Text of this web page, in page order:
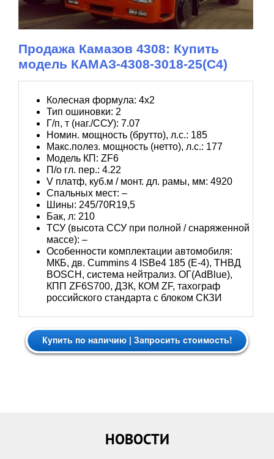
Продажа Камазов 4308: Купить
модель КАМАЗ-4308-3018-25(С4)
Колесная формула: 4х2
Тип ошиновки: 2
Г/п, т (наг./ССУ): 7.07
Номин. мощность (брутто), л.с.: 185
Макс.полез. мощность (нетто), л.с.: 177
Модель КП: ZF6
П/о гл. пер.: 4.22
V платф, куб.м / монт. дл. рамы, мм: 4920
Спальных мест: –
Шины: 245/70R19,5
Бак, л: 210
ТСУ (высота ССУ при полной / снаряженной
массе): –
Особенности комплектации автомобиля:
МКБ, дв. Cummins 4 ISBe4 185 (Е-4), ТНВД
BOSCH, система нейтрализ. ОГ(AdBlue),
КПП ZF6S700, ДЗК, КОМ ZF, тахограф
российского стандарта с блоком СКЗИ
НОВОСТИ